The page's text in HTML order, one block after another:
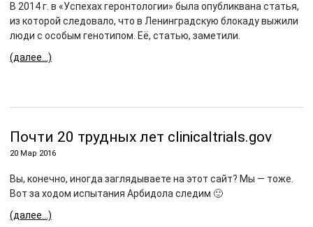
В 2014 г. в «Успехах геронтологии» была опубликвана статья,
из которой следовало, что в Ленинградскую блокаду выжили
люди с особым генотипом. Её, статью, заметили.
(далее…)
Почти 20 трудных лет clinicaltrials.gov
20 Мар 2016
Вы, конечно, иногда заглядываете на этот сайт? Мы — тоже.
Вот за ходом испытания Арбидола следим 🙂
(далее…)